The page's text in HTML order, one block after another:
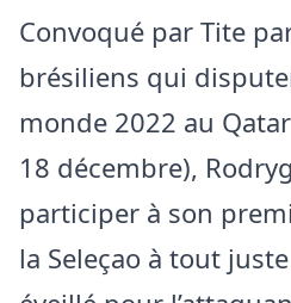
Convoqué par Tite
brésiliens qui
monde 2022 au
18 décembre),
participer à son
la Seleçao à tout